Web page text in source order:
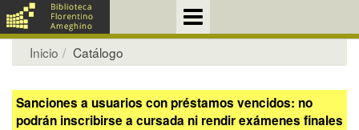
Inicio Catálogo
Sanciones a usuarios con préstamos vencidos: no
podrán inscribirse a cursada ni rendir exámenes finales